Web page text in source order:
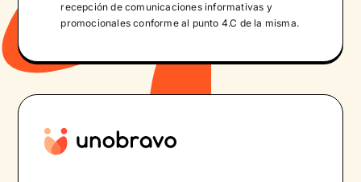
recepción de comunicaciones informativas y
promocionales conforme al punto 4.C de la misma.